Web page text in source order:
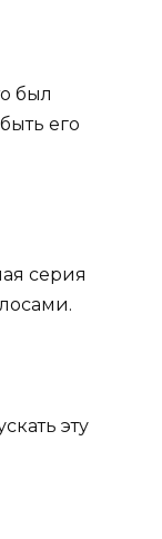
был
его
серия
эту